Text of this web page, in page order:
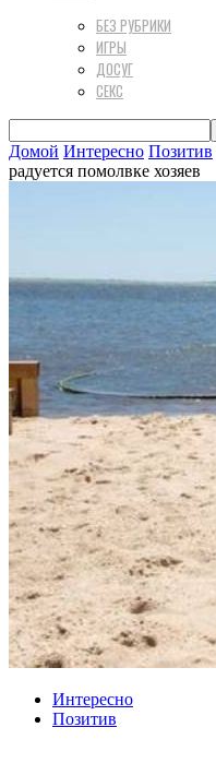
БЕЗ РУБРИКИ
ИГРЫ
ДОСУГ
СЕКС
Домой Интересно Позитив
радуется помолвке хозяев
Интересно
Позитив